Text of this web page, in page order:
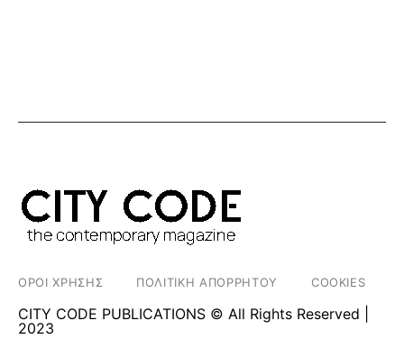
ΟΡΟΙ ΧΡΗΣΗΣ ΠΟΛΙΤΙΚΗ ΑΠΟΡΡΗΤΟΥ COOKIES
CITY CODE PUBLICATIONS © All Rights Reserved |
2023